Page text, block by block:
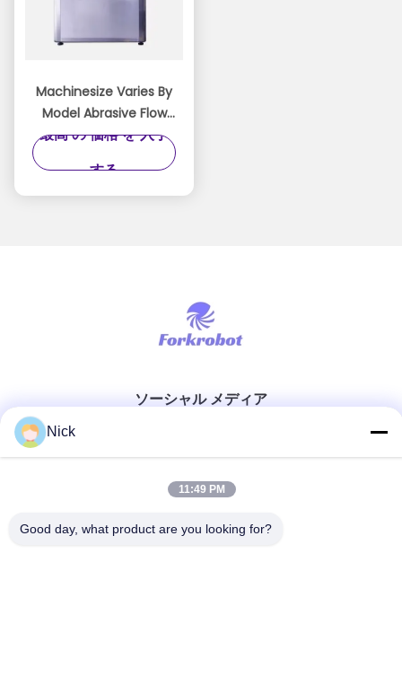
Machinesize Varies By
Model Abrasive Flow
Machine With Pressure
Controller PLC
最高 の 価格 を 入手
する
ソーシャル メディア
迅速な連絡
00-86-15021631102
Nick
11:49 PM
Good day, what product are you looking for?